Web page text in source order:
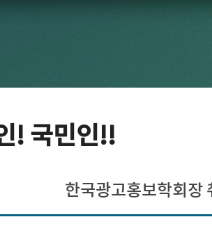
! 국민인!!
한국광고홍보학회장